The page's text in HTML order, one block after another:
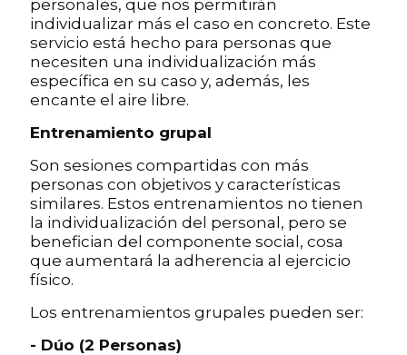
personales, que nos permitirán
individualizar más el caso en concreto. Este
servicio está hecho para personas que
necesiten una individualización más
específica en su caso y, además, les
encante el aire libre.
Entrenamiento grupal
Son sesiones compartidas con más
personas con objetivos y características
similares. Estos entrenamientos no tienen
la individualización del personal, pero se
benefician del componente social, cosa
que aumentará la adherencia al ejercicio
físico.
Los entrenamientos grupales pueden ser:
- Dúo (2 Personas)